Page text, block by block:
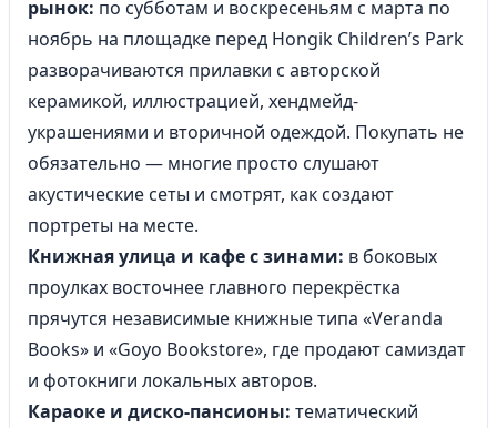
рынок: по субботам и воскресеньям с марта по
ноябрь на площадке перед Hongik Children’s Park
разворачиваются прилавки с авторской
керамикой, иллюстрацией, хендмейд-
украшениями и вторичной одеждой. Покупать не
обязательно — многие просто слушают
акустические сеты и смотрят, как создают
портреты на месте.
Книжная улица и кафе с зинами: в боковых
проулках восточнее главного перекрёстка
прячутся независимые книжные типа «Veranda
Books» и «Goyo Bookstore», где продают самиздат
и фотокниги локальных авторов.
Караоке и диско-пансионы: тематический